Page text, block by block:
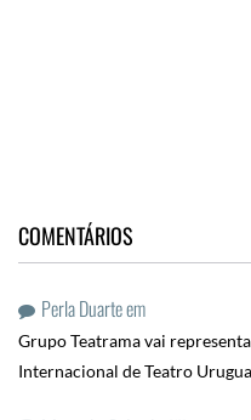
COMENTÁRIOS
Perla Duarteem
Grupo Teatrama vai
Internacional de Teatro